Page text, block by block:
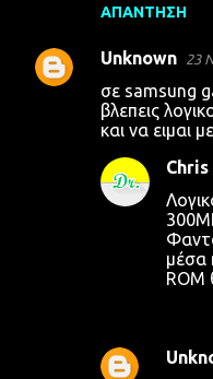
ΑΠΆΝΤΗΣΗ
Unknown 23
σε samsung
βλεπεις
και να ειμαι
Chris
μέσα
ROM